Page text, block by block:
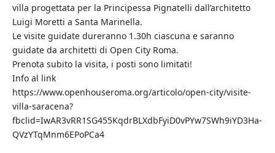
villa progettata per la Principessa Pignatelli dall’architetto
Luigi Moretti a Santa Marinella.
Le visite guidate dureranno 1.30h ciascuna e saranno
guidate da architetti di Open City Roma.
Prenota subito la visita, i posti sono limitati!
Info al link
https://www.openhouseroma.org/articolo/open-city/visite-
villa-saracena?
fbclid=IwAR3vRR1SG455KqdrBLXdbFyiD0vPYw7SWh9iYD3Ha-
QVzYTqMnm6EPoPCa4